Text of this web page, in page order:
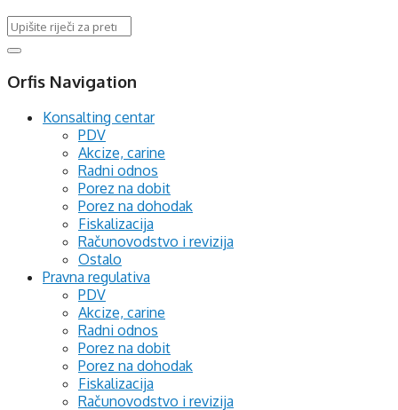
Orfis Navigation
Konsalting centar
PDV
Akcize, carine
Radni odnos
Porez na dobit
Porez na dohodak
Fiskalizacija
Računovodstvo i revizija
Ostalo
Pravna regulativa
PDV
Akcize, carine
Radni odnos
Porez na dobit
Porez na dohodak
Fiskalizacija
Računovodstvo i revizija